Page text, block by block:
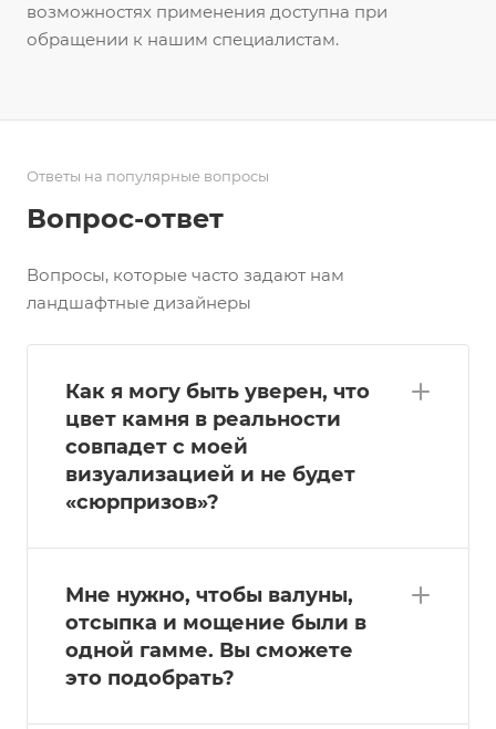
возможностях применения доступна при
обращении к нашим специалистам.
Ответы на популярные вопросы
Вопрос-ответ
Вопросы, которые часто задают нам
ландшафтные дизайнеры
Как я могу быть уверен, что
цвет камня в реальности
совпадет с моей
визуализацией и не будет
«сюрпризов»?
Мне нужно, чтобы валуны,
отсыпка и мощение были в
одной гамме. Вы сможете
это подобрать?